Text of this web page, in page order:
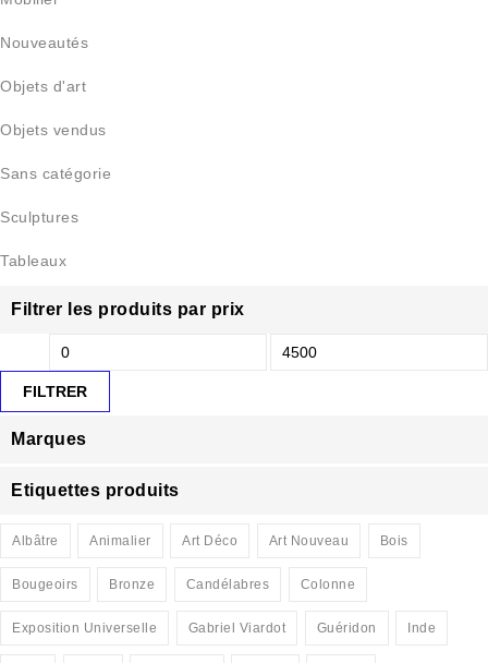
Nouveautés
Objets d'art
Objets vendus
Sans catégorie
Sculptures
Tableaux
Filtrer les produits par prix
FILTRER
Marques
Etiquettes produits
Albâtre Animalier Art Déco Art Nouveau Bois
Bougeoirs Bronze Candélabres Colonne
Exposition Universelle Gabriel Viardot Guéridon Inde